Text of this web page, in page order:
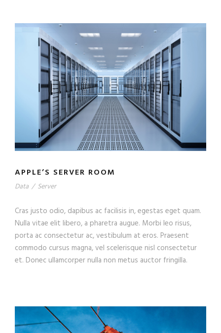
APPLE’S SERVER ROOM
Data / Server
Cras justo odio, dapibus ac facilisis in, egestas eget quam.
Nulla vitae elit libero, a pharetra augue. Morbi leo risus,
porta ac consectetur ac, vestibulum at eros. Praesent
commodo cursus magna, vel scelerisque nisl consectetur
et. Donec ullamcorper nulla non metus auctor fringilla.